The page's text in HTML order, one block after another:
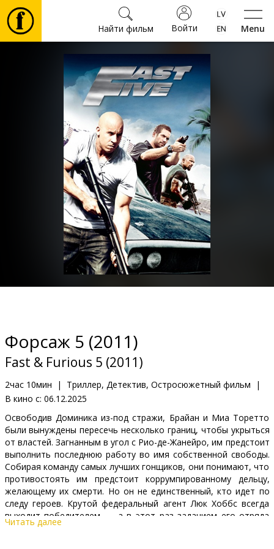
Menu
Войти
Найти фильм
Фильмы
Билеты
Культура
Мероприятия
Новости
Подарки
Кинозакуски
Клуб
Форсаж 5 (2011)
Fast & Furious 5 (2011)
2час 10мин | Триллер, Детектив, Остросюжетный фильм
|
В кино с: 06.12.2025
Освободив Доминика из-под стражи, Брайан и Миа Торетто
были вынуждены пересечь несколько границ, чтобы укрыться
от властей. Загнанным в угол с Рио-де-Жанейро, им предстоит
выполнить последнюю работу во имя собственной свободы.
Собирая команду самых лучших гонщиков, они понимают, что
противостоять им предстоит коррумпированному дельцу,
желающему их смерти. Но он не единственный, кто идет по
следу героев. Крутой федеральный агент Люк Хоббс всегда
выходит победителем — а в этот раз заданием его отряда
стала поимка Дома и Брайана. Однако оказавшись в
Читать далее